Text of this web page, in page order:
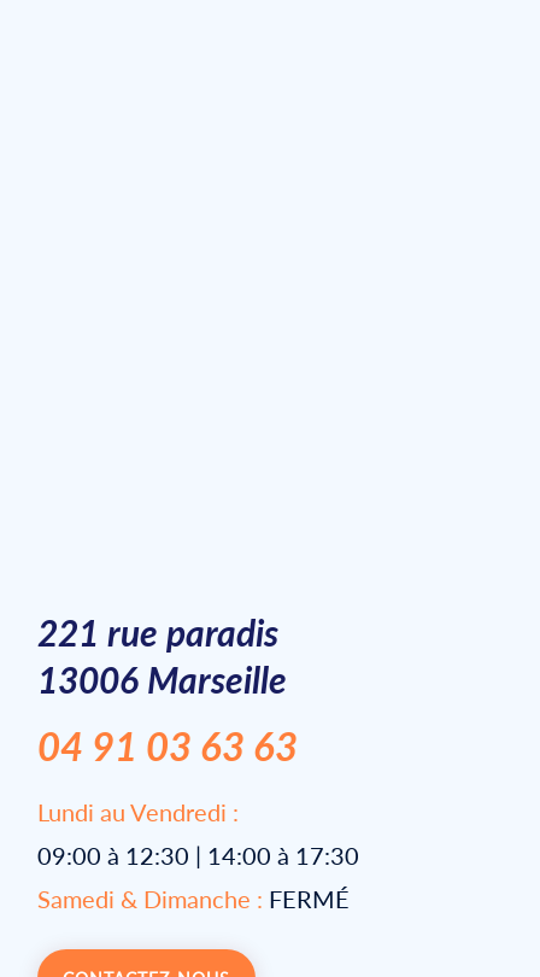
221 rue paradis
13006 Marseille
04 91 03 63 63
Lundi au Vendredi :
09:00 à 12:30 | 14:00 à 17:30
Samedi & Dimanche : FERMÉ